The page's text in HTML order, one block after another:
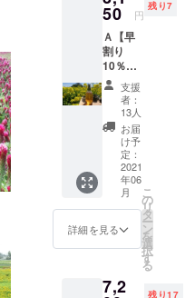
スタスポッ
トに無料開
放していま
このよう
に、畑・大
地の活力を
休ませなが
らこだわり
農産物を作
るＳＤＧｓ
を実践して
います。
50 円
残り7
Ａ【早
割り
10％オ
フ】
Maa
Honey
Shamp
oo 1本
シャン
プー
は、
〔ラベ
ン
ダー〕
〔イラ
ンド〕
支援
者：
13人
お届
け予
定：
2021
年06
月
詳細を見る
こ
の
リ
タ
ー
ン
を
選
択
す
る
7,2 残り17